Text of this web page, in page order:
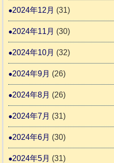
2024年12月 (31)
2024年11月 (30)
2024年10月 (32)
2024年9月 (26)
2024年8月 (26)
2024年7月 (31)
2024年6月 (30)
2024年5月 (31)